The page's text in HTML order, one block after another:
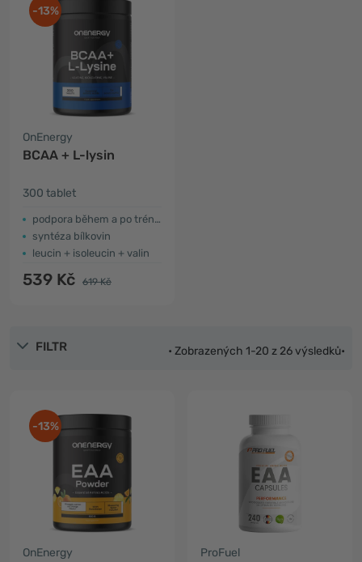
-13%
OnEnergy
BCAA + L-lysin
300 tablet
podpora během a po tréninku
syntéza bílkovin
leucin + isoleucin + valin
539 Kč 619 Kč
FILTR • Zobrazených 1-20 z 26 výsledků•
-13%
OnEnergy ProFuel